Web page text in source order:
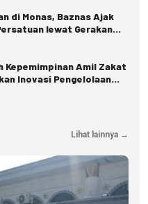
di Monas, Baznas Ajak
lewat Gerakan
Kepemimpinan Amil Zakat
Inovasi Pengelolaan
Lihat lainnya →